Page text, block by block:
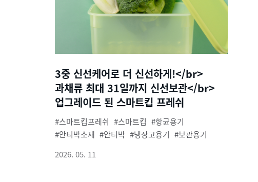
3중 신선케어로 더 신선하게!</br>
과채류 최대 31일까지 신선보관</br>
업그레이드 된 스마트킵 프레쉬
스마트킵프레쉬 스마트킵
항균용기
안티박소재
안티박 냉장고용기
보관용기
2026. 05. 11